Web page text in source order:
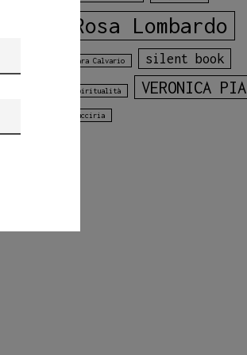
Rosa Lombardo
Sara Calvario silent book
spiritualità VERONICA PIA
vucciria